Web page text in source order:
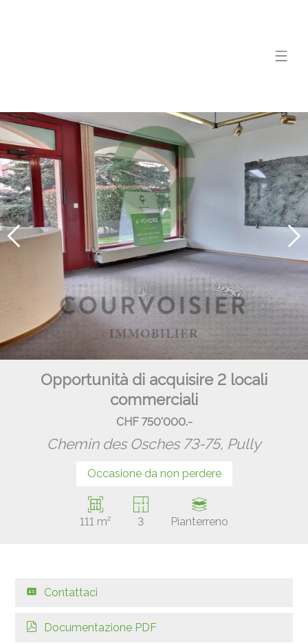
Opportunità di acquisire 2 locali
commerciali
CHF 750'000.-
Chemin des Osches 73-75, Pully
Occasione da non perdere
111 m² 3 Pianterreno
Contattaci
Documentazione PDF